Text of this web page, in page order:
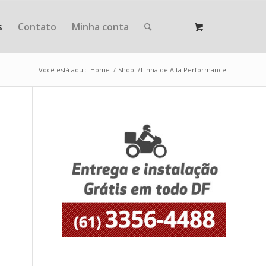
Contato Minha conta
Você está aqui: Home / Shop /Linha de Alta Performance